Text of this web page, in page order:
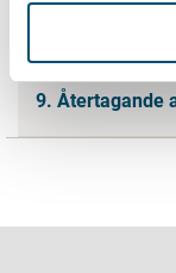
8. Skickande
9. Återtagande